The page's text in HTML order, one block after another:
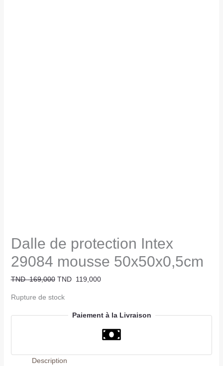
Dalle de protection Intex
29084 mousse 50x50x0,5cm
TND169,000 TND 119,000
Rupture de stock
Paiement à la Livraison
Description